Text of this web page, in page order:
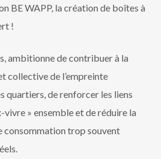
BE WAPP, la création de boîtes à
!
ambitionne de contribuer à la
collective de l’empreinte
quartiers, de renforcer les liens
vivre » ensemble et de réduire la
consommation trop souvent